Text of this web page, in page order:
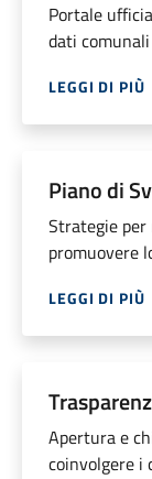
Portale
dati comunali
LEGGI DI PIÙ
Piano di
Strategie
promuovere
LEGGI DI PIÙ
Apertura e
coinvolgere i